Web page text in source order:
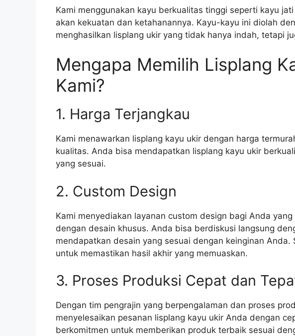
Kami menggunakan kayu berkualitas tinggi seperti kayu
akan kekuatan dan ketahanannya. Kayu-kayu ini diolah
menghasilkan lisplang ukir yang tidak hanya indah, tetapi
Mengapa Memilih Lisplang
Kami?
1. Harga Terjangkau
Kami menawarkan lisplang kayu ukir dengan harga
kualitas. Anda bisa mendapatkan lisplang kayu ukir
yang sesuai.
2. Custom Design
Kami menyediakan layanan custom design bagi Anda
dengan desain khusus. Anda bisa berdiskusi langsung
mendapatkan desain yang sesuai dengan keinginan
untuk memastikan hasil akhir yang memuaskan.
3. Proses Produksi Cepat dan
Dengan tim pengrajin yang berpengalaman dan proses
menyelesaikan pesanan lisplang kayu ukir Anda dengan
berkomitmen untuk memberikan produk terbaik sesuai